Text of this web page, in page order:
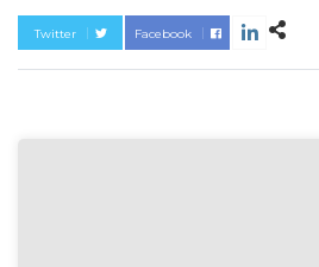
Twitter Facebook